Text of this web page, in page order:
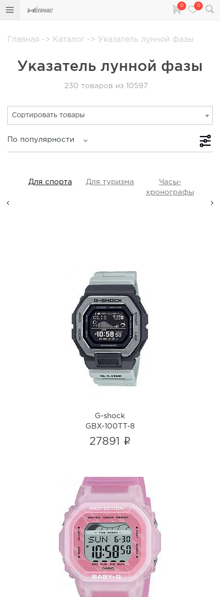
0 0
Главная -> Каталог -> Указатель лунной фазы
Указатель лунной фазы
230 товаров из 10597
Сортировать товары
По популярности
Для спорта Для туризма
Часы-
хронографы
G-shock
GBX-100TT-8
i
G-shock
GBX-100TT-8
27891 i
Baby-G
BLX-565S-4
i